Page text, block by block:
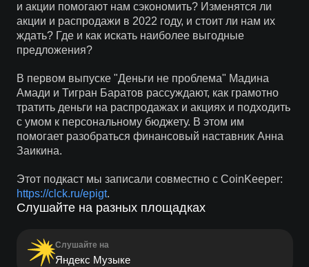
и акции помогают нам сэкономить? Изменятся ли
акции и распродажи в 2022 году, и стоит ли нам их
ждать? Где и как искать наиболее выгодные
предложения?
В первом выпуске "Деньги не проблема" Мадина
Амади и Тигран Баратов рассуждают, как грамотно
тратить деньги на распродажах и акциях и подходить
с умом к персональному бюджету. В этом им
помогает разобраться финансовый наставник Анна
Заикина.
Этот подкаст мы записали совместно с CoinKeeper:
https://clck.ru/epigt.
Слушайте на разных площадках
Слушайте на
Яндекс Музыке